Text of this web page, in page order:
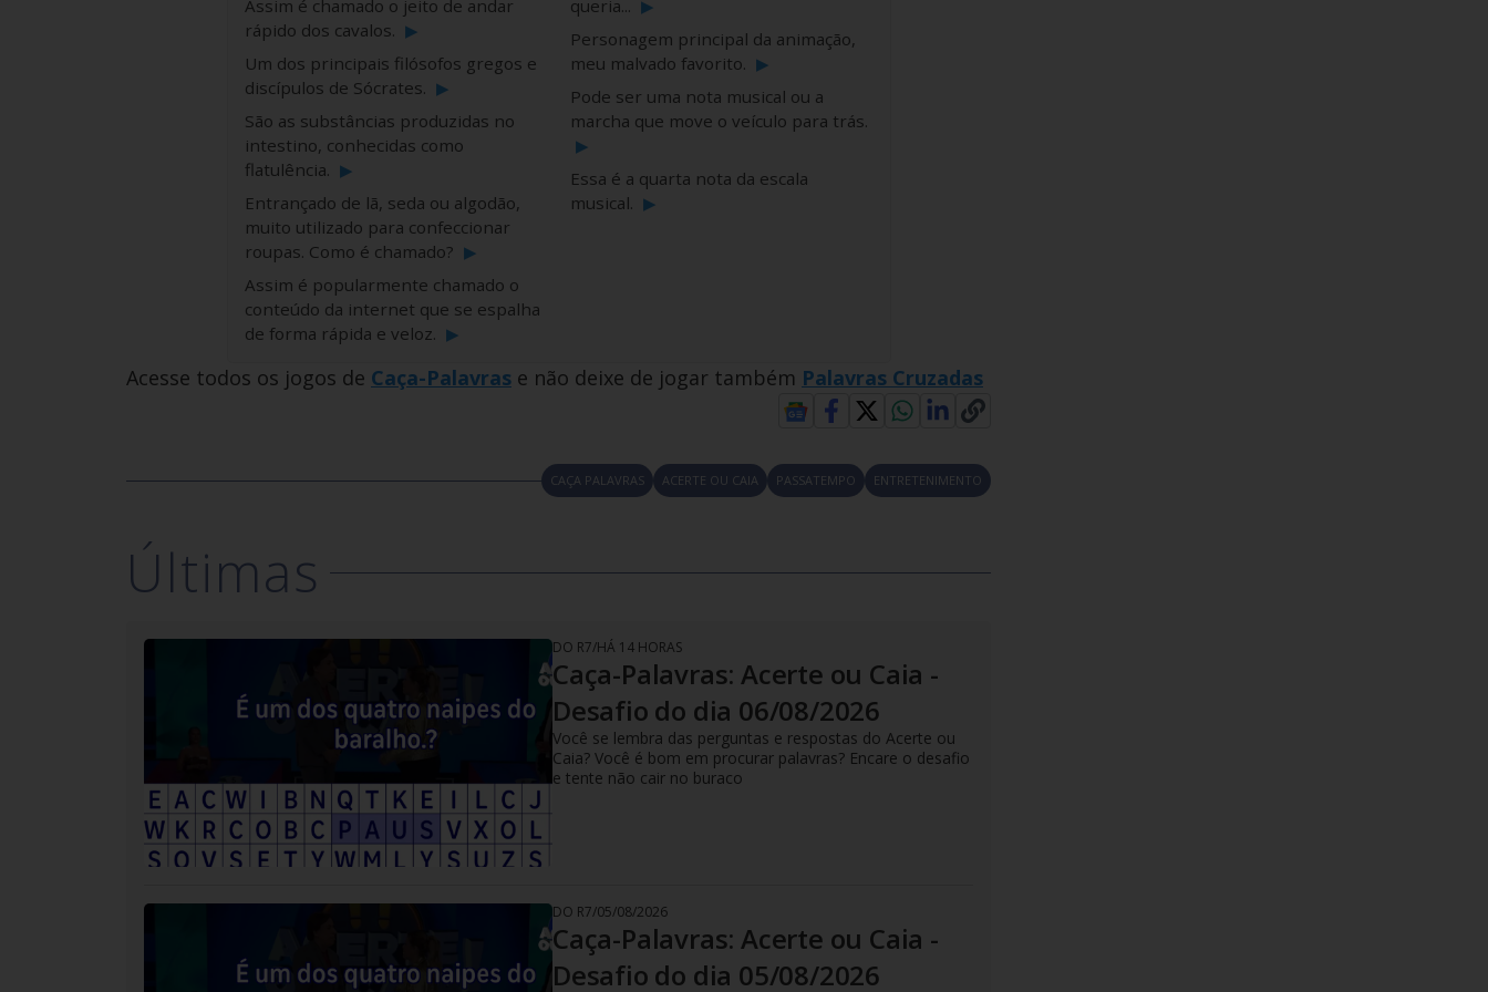
Assim é chamado o jeito de andar
rápido dos cavalos. ▶
Um dos principais filósofos gregos e
discípulos de Sócrates. ▶
São as substâncias produzidas no
intestino, conhecidas como
flatulência. ▶
Entrançado de lã, seda ou algodão,
muito utilizado para confeccionar
roupas. Como é chamado? ▶
Assim é popularmente chamado o
conteúdo da internet que se espalha
de forma rápida e veloz. ▶
queria... ▶
Personagem principal da animação,
meu malvado favorito. ▶
Pode ser uma nota musical ou a
marcha que move o veículo para trás.
▶
Essa é a quarta nota da escala
musical. ▶
Acesse todos os jogos de Caça-Palavras e não deixe de jogar também Palavras Cruzadas
CAÇA PALAVRAS ACERTE OU CAIA PASSATEMPO ENTRETENIMENTO
Últimas
DO R7/HÁ 14 HORAS
Caça-Palavras: Acerte ou Caia -
Desafio do dia 06/08/2026
Você se lembra das perguntas e respostas do Acerte ou
Caia? Você é bom em procurar palavras? Encare o desafio
e tente não cair no buraco
DO R7/05/08/2026
Caça-Palavras: Acerte ou Caia -
Desafio do dia 05/08/2026